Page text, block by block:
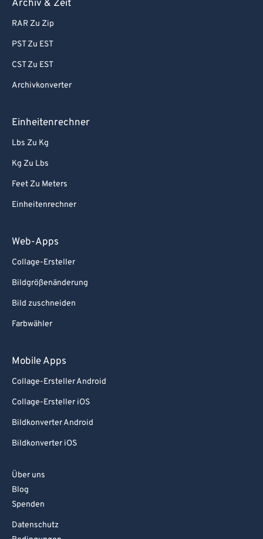
Archiv & Zeit
RAR Zu Zip
PST Zu EST
CST Zu EST
Archivkonverter
Einheitenrechner
Lbs Zu Kg
Kg Zu Lbs
Feet Zu Meters
Einheitenrechner
Web-Apps
Collage-Ersteller
Bildgrößenänderung
Bild zuschneiden
Farbwähler
Mobile Apps
Collage-Ersteller Android
Collage-Ersteller iOS
Bildkonverter Android
Bildkonverter iOS
Über uns
Blog
Spenden
Datenschutz